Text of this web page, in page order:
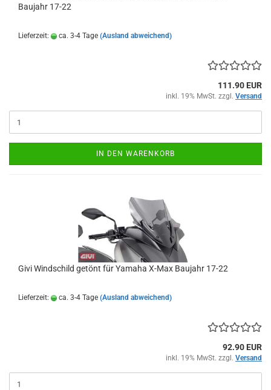
Baujahr 17-22
Lieferzeit: ca. 3-4 Tage (Ausland abweichend)
111.90 EUR
inkl. 19% MwSt. zzgl. Versand
IN DEN WARENKORB
Givi Windschild getönt für Yamaha X-Max Baujahr 17-22
Lieferzeit: ca. 3-4 Tage (Ausland abweichend)
92.90 EUR
inkl. 19% MwSt. zzgl. Versand